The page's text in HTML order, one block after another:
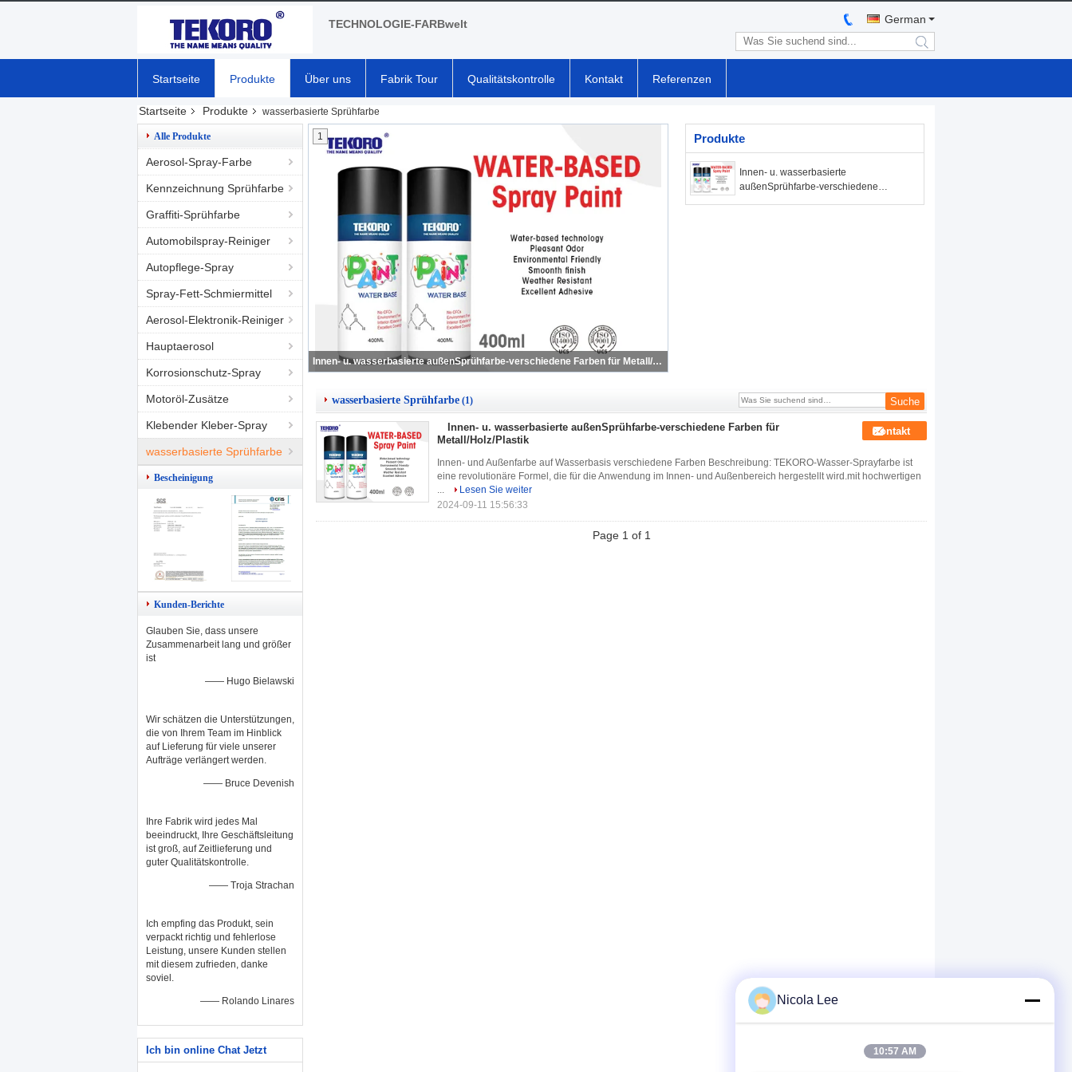
TECHNOLOGIE-FARBwelt German
search
Startseite Produkte Über uns Fabrik Tour Qualitätskontrolle Kontakt Referenzen
Startseite Produkte wasserbasierte Sprühfarbe
Alle Produkte
Aerosol-Spray-Farbe
Kennzeichnung Sprühfarbe
Graffiti-Sprühfarbe
Automobilspray-Reiniger
Autopflege-Spray
Spray-Fett-Schmiermittel
Aerosol-Elektronik-Reiniger
Hauptaerosol
Korrosionschutz-Spray
Motoröl-Zusätze
Klebender Kleber-Spray
wasserbasierte Sprühfarbe
Bescheinigung
Kunden-Berichte
Glauben Sie, dass unsere
Zusammenarbeit lang und größer
ist
—— Hugo Bielawski
Wir schätzen die Unterstützungen,
die von Ihrem Team im Hinblick
auf Lieferung für viele unserer
Aufträge verlängert werden.
—— Bruce Devenish
Ihre Fabrik wird jedes Mal
beeindruckt, Ihre Geschäftsleitung
ist groß, auf Zeitlieferung und
guter Qualitätskontrolle.
—— Troja Strachan
Ich empfing das Produkt, sein
verpackt richtig und fehlerlose
Leistung, unsere Kunden stellen
mit diesem zufrieden, danke
soviel.
—— Rolando Linares
Ich bin online Chat Jetzt
Innen- u. wasserbasierte außenSprühfarbe-verschiedene Farben für Metall/Holz/Plastik
1 Produkte
Innen- u. wasserbasierte
außenSprühfarbe-verschiedene
wasserbasierte Sprühfarbe (1)
Innen- u. wasserbasierte außenSprühfarbe-verschiedene Farben für
Metall/Holz/Plastik
Kontakt
Innen- und Außenfarbe auf Wasserbasis verschiedene Farben Beschreibung: TEKORO-Wasser-Sprayfarbe ist
eine revolutionäre Formel, die für die Anwendung im Innen- und Außenbereich hergestellt wird.mit hochwertigen
...
Lesen Sie weiter
2024-09-11 15:56:33
Page 1 of 1
Nicola Lee
10:57 AM